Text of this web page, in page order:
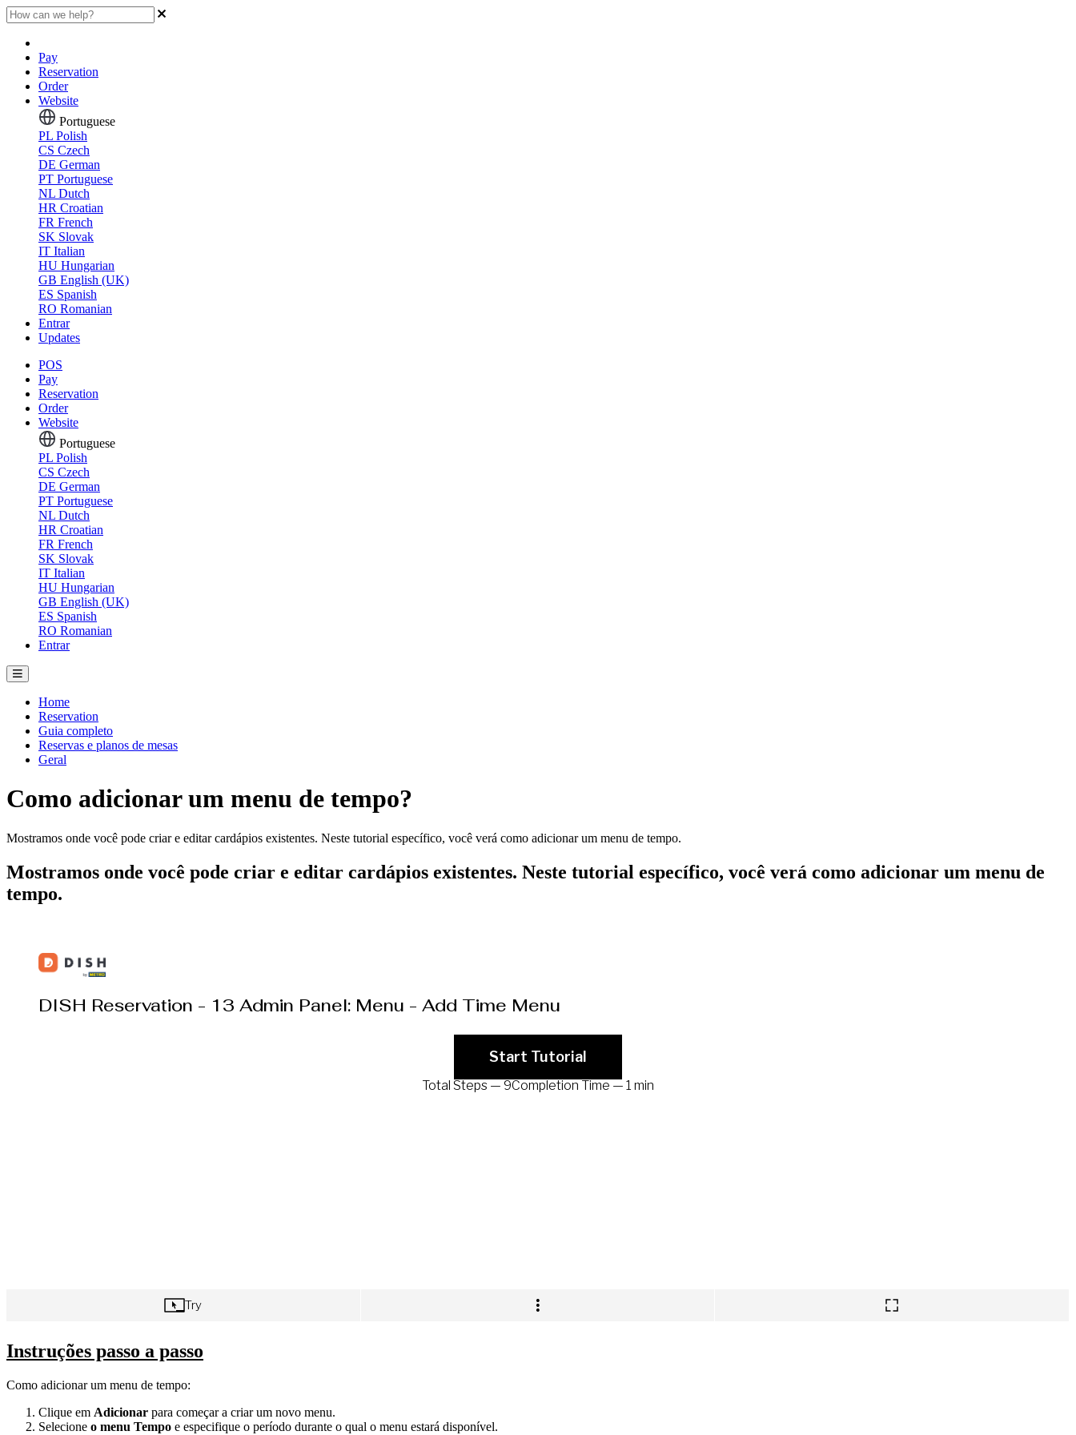
Pay
Reservation
Order
Website
Portuguese
PL Polish
CS Czech
DE German
PT Portuguese
NL Dutch
HR Croatian
FR French
SK Slovak
IT Italian
HU Hungarian
GB English (UK)
ES Spanish
RO Romanian
Entrar
Updates
POS
Pay
Reservation
Order
Website
Portuguese
PL Polish
CS Czech
DE German
PT Portuguese
NL Dutch
HR Croatian
FR French
SK Slovak
IT Italian
HU Hungarian
GB English (UK)
ES Spanish
RO Romanian
Entrar
Home
Reservation
Guia completo
Reservas e planos de mesas
Geral
Como adicionar um menu de tempo?
Mostramos onde você pode criar e editar cardápios existentes. Neste tutorial específico, você verá como adicionar um menu de tempo.
Mostramos onde você pode criar e editar cardápios existentes. Neste tutorial específico, você verá como adicionar um menu de
tempo.
Instruções passo a passo
Como adicionar um menu de tempo:
Clique em Adicionar para começar a criar um novo menu.
Selecione o menu Tempo e especifique o período durante o qual o menu estará disponível.